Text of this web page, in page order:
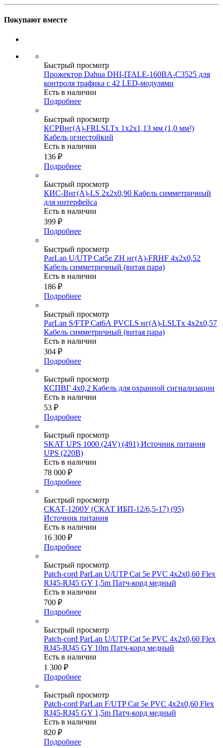
Покупают вместе
Быстрый просмотр
Прожектор Dahua DHI-ITALE-160BA-C3525 для
контроля трафика с 42 LED-модулями
Есть в наличии
Подробнее
Быстрый просмотр
КСРВнг(А)-FRLSLTx 1х2х1,13 мм (1,0 мм²)
Кабель огнестойкий
Есть в наличии
136 ₽
Подробнее
Быстрый просмотр
КИС-Внг(А)-LS 2х2х0,90 Кабель симметричный
для интерфейса
Есть в наличии
399 ₽
Подробнее
Быстрый просмотр
ParLan U/UTP Cat5e ZH нг(А)-FRHF 4х2x0,52
Кабель симметричный (витая пара)
Есть в наличии
186 ₽
Подробнее
Быстрый просмотр
ParLan S/FTP Cat6А PVCLS нг(A)-LSLTx 4х2х0,57
Кабель симметричный (витая пара)
Есть в наличии
304 ₽
Подробнее
Быстрый просмотр
КСПВГ 4х0,2 Кабель для охранной сигнализации
Есть в наличии
53 ₽
Подробнее
Быстрый просмотр
SKAT UPS 1000 (24V) (491) Источник питания
UPS (220В)
Есть в наличии
78 000 ₽
Подробнее
Быстрый просмотр
СКАТ-1200У (СКАТ ИБП-12/6,5-17) (95)
Источник питания
Есть в наличии
16 300 ₽
Подробнее
Быстрый просмотр
Patch-cord ParLan U/UTP Cat 5e PVC 4х2х0,60 Flex
RJ45-RJ45 GY 1,5m Патч-корд медный
Есть в наличии
700 ₽
Подробнее
Быстрый просмотр
Patch-cord ParLan U/UTP Cat 5e PVC 4х2х0,60 Flex
RJ45-RJ45 GY 10m Патч-корд медный
Есть в наличии
1 300 ₽
Подробнее
Быстрый просмотр
Patch-cord ParLan F/UTP Cat 5e PVC 4х2х0,60 Flex
RJ45-RJ45 GY 1,5m Патч-корд медный
Есть в наличии
820 ₽
Подробнее